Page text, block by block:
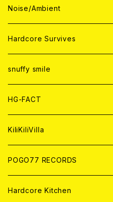
ANALOG
ANALOG
CD
ANALOG
CD
ANALOG
WORLD
CD
ANALOG
JAPAN
CD
ANALOG
WORLD
CD
ANALOG
Noise/Ambient
JAPAN
CD
ANALOG
WORLD
CD
ANALOG
Hardcore Survives
snuffy smile
HG-FACT
KiliKiliVilla
POGO77 RECORDS
Hardcore Kitchen